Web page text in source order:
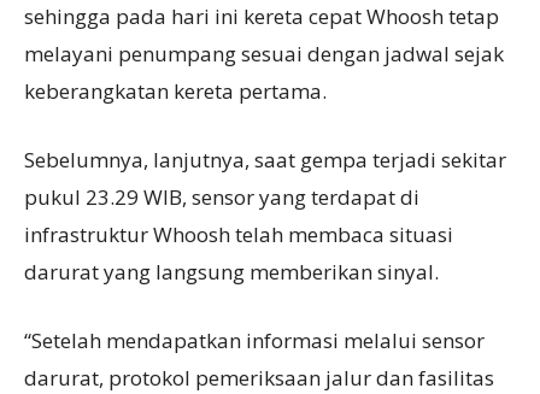
sehingga pada hari ini kereta cepat Whoosh tetap
melayani penumpang sesuai dengan jadwal sejak
keberangkatan kereta pertama.
Sebelumnya, lanjutnya, saat gempa terjadi sekitar
pukul 23.29 WIB, sensor yang terdapat di
infrastruktur Whoosh telah membaca situasi
darurat yang langsung memberikan sinyal.
“Setelah mendapatkan informasi melalui sensor
darurat, protokol pemeriksaan jalur dan fasilitas